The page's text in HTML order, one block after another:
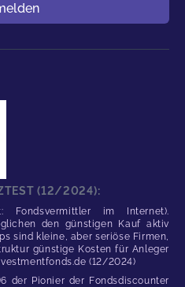
(12/2024):
Fondsvermittler im Internet).
den günstigen Kauf aktiv
sind kleine, aber seriöse Firmen,
günstige Kosten für Anleger
(12/2024)
der Pionier der Fondsdiscounter